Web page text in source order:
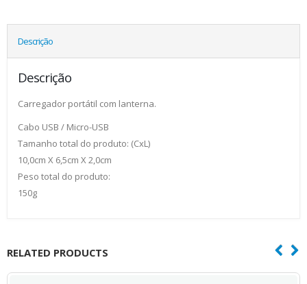
Descrição
Descrição
Carregador portátil com lanterna.
Cabo USB / Micro-USB
Tamanho total do produto: (CxL)
10,0cm X 6,5cm X 2,0cm
Peso total do produto:
150g
RELATED PRODUCTS